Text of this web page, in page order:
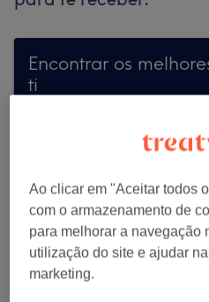
Encontrar os
ti
Procurar
Procurar mais centros
Ao clicar em "Aceitar todos
com o armazenamento de
para melhorar a navegação
utilização do site e ajudar
marketing.